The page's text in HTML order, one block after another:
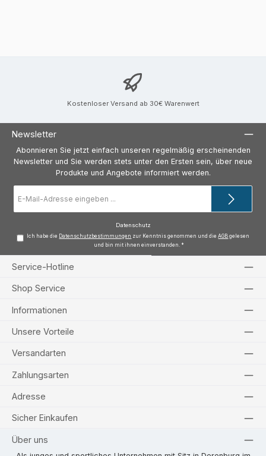
Kostenloser Versand ab 30€ Warenwert
Newsletter
Abonnieren Sie jetzt einfach unseren regelmäßig erscheinenden
Newsletter und Sie werden stets unter den Ersten sein, über neue
Produkte und Angebote informiert werden.
Mail-
Adresse
Datenschutz
Ich habe die Datenschutzbestimmungen zur Kenntnis genommen und dieAGB gelesen
und bin mit ihnen einverstanden. *
Service-Hotline
Shop Service
Informationen
Unsere Vorteile
Versandarten
Zahlungsarten
Adresse
Sicher Einkaufen
Über uns